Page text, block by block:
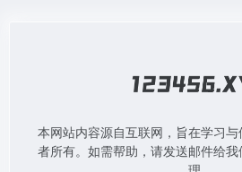
本网站内容源自互联网，旨在学习
者所有。如需帮助，请发送邮件给